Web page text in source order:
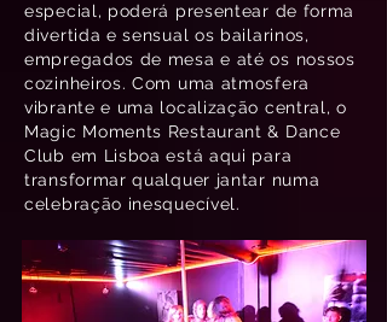
especial, poderá presentear de forma
divertida e sensual os bailarinos,
empregados de mesa e até os nossos
cozinheiros. Com uma atmosfera
vibrante e uma localização central, o
Magic Moments Restaurant & Dance
Club em Lisboa está aqui para
transformar qualquer jantar numa
celebração inesquecível.